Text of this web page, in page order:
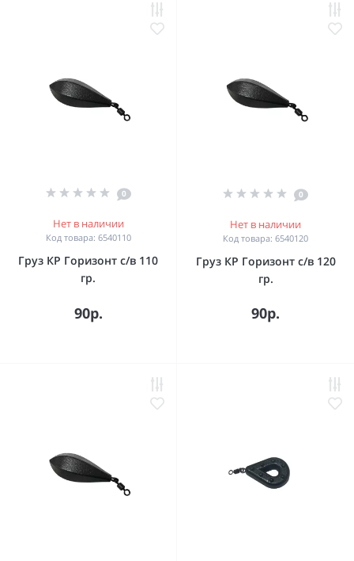
0
Нет в наличии
Код товара: 6540110
Груз КР Горизонт с/в 110
гр.
90р.
0
Нет в наличии
Код товара: 6540120
Груз КР Горизонт с/в 120
гр.
90р.